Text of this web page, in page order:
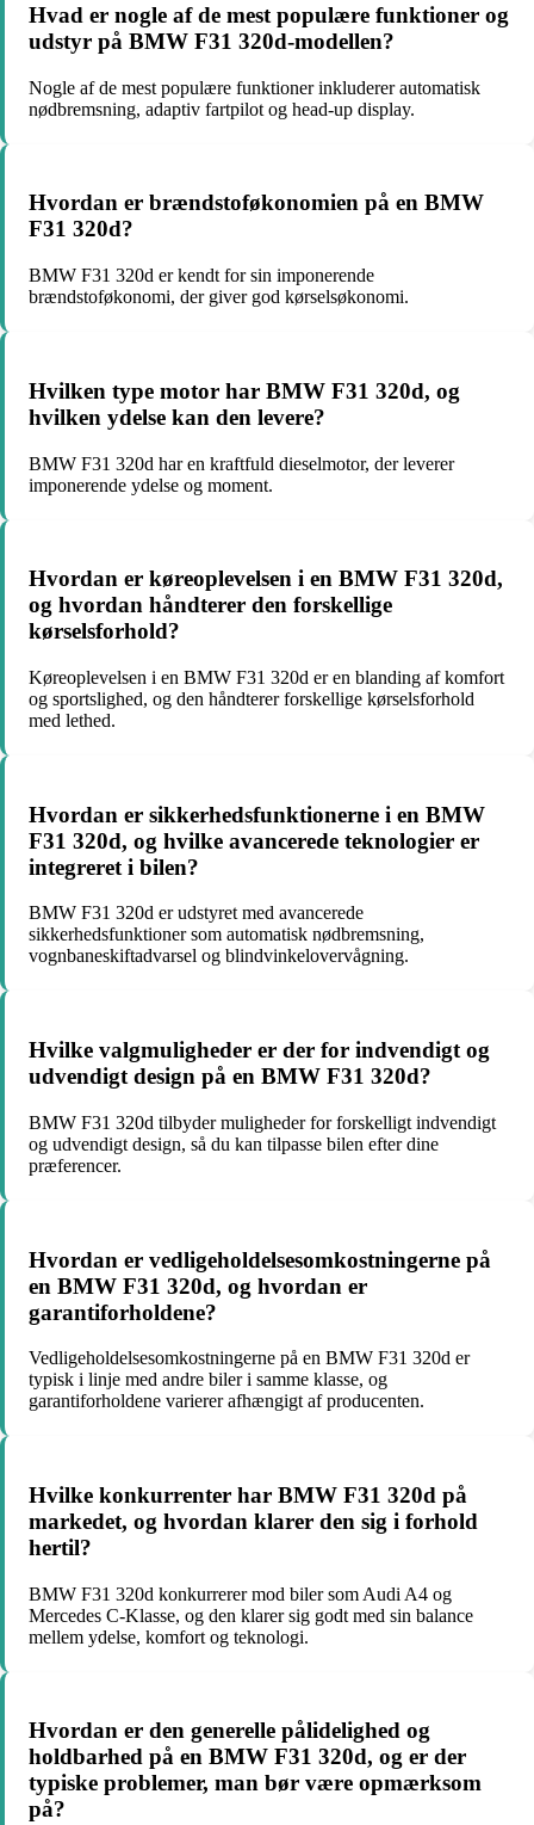
Hvad er nogle af de mest populære funktioner og
udstyr på BMW F31 320d-modellen?
Nogle af de mest populære funktioner inkluderer automatisk
nødbremsning, adaptiv fartpilot og head-up display.
Hvordan er brændstoføkonomien på en BMW
F31 320d?
BMW F31 320d er kendt for sin imponerende
brændstoføkonomi, der giver god kørselsøkonomi.
Hvilken type motor har BMW F31 320d, og
hvilken ydelse kan den levere?
BMW F31 320d har en kraftfuld dieselmotor, der leverer
imponerende ydelse og moment.
Hvordan er køreoplevelsen i en BMW F31 320d,
og hvordan håndterer den forskellige
kørselsforhold?
Køreoplevelsen i en BMW F31 320d er en blanding af komfort
og sportslighed, og den håndterer forskellige kørselsforhold
med lethed.
Hvordan er sikkerhedsfunktionerne i en BMW
F31 320d, og hvilke avancerede teknologier er
integreret i bilen?
BMW F31 320d er udstyret med avancerede
sikkerhedsfunktioner som automatisk nødbremsning,
vognbaneskiftadvarsel og blindvinkelovervågning.
Hvilke valgmuligheder er der for indvendigt og
udvendigt design på en BMW F31 320d?
BMW F31 320d tilbyder muligheder for forskelligt indvendigt
og udvendigt design, så du kan tilpasse bilen efter dine
præferencer.
Hvordan er vedligeholdelsesomkostningerne på
en BMW F31 320d, og hvordan er
garantiforholdene?
Vedligeholdelsesomkostningerne på en BMW F31 320d er
typisk i linje med andre biler i samme klasse, og
garantiforholdene varierer afhængigt af producenten.
Hvilke konkurrenter har BMW F31 320d på
markedet, og hvordan klarer den sig i forhold
hertil?
BMW F31 320d konkurrerer mod biler som Audi A4 og
Mercedes C-Klasse, og den klarer sig godt med sin balance
mellem ydelse, komfort og teknologi.
Hvordan er den generelle pålidelighed og
holdbarhed på en BMW F31 320d, og er der
typiske problemer, man bør være opmærksom
på?